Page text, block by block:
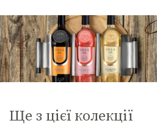
Ще з цієї колекції